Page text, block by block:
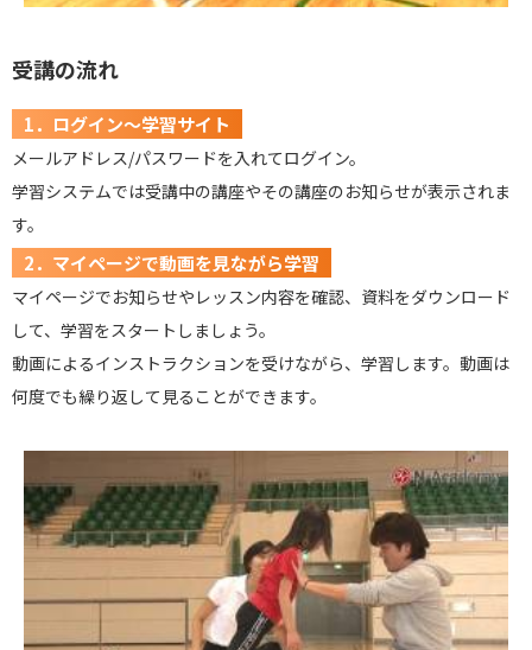
受講の流れ
1．ログイン～学習サイト
メールアドレス/パスワードを入れてログイン。
学習システムでは受講中の講座やその講座のお知らせが表示されま
す。
2．マイページで動画を見ながら学習
マイページでお知らせやレッスン内容を確認、資料をダウンロード
して、学習をスタートしましょう。
動画によるインストラクションを受けながら、学習します。動画は
何度でも繰り返して見ることができます。